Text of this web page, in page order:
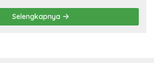
Selengkapnya